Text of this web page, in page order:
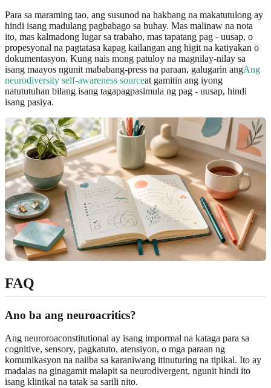
Para sa maraming tao, ang susunod na hakbang na makatutulong ay
hindi isang madulang pagbabago sa buhay. Mas malinaw na nota
ito, mas kalmadong lugar sa trabaho, mas tapatang pag - uusap, o
propesyonal na pagtatasa kapag kailangan ang higit na katiyakan o
dokumentasyon. Kung nais mong patuloy na magnilay-nilay sa
isang maayos ngunit mababang-press na paraan, galugarin angAng
neurodiversity self-awareness sourceat gamitin ang iyong
natututuhan bilang isang tagapagpasimula ng pag - uusap, hindi
isang pasiya.
FAQ
Ano ba ang neuroacritics?
Ang neuroroaconstitutional ay isang impormal na kataga para sa
cognitive, sensory, pagkatuto, atensiyon, o mga paraan ng
komunikasyon na naiiba sa karaniwang itinuturing na tipikal. Ito ay
madalas na ginagamit malapit sa neurodivergent, ngunit hindi ito
isang klinikal na tatak sa sarili nito.